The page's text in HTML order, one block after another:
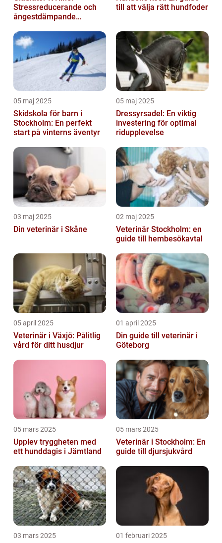
Stressreducerande och
ångestdämpande
till att välja rätt hundfoder
05 maj 2025
Skidskola för barn i
Stockholm: En perfekt
start på vinterns äventyr
05 maj 2025
Dressyrsadel: En viktig
investering för optimal
ridupplevelse
03 maj 2025
Din veterinär i Skåne
02 maj 2025
Veterinär Stockholm: en
guide till hembesökavtal
05 april 2025
Veterinär i Växjö: Pålitlig
vård för ditt husdjur
01 april 2025
Din guide till veterinär i
Göteborg
05 mars 2025
Upplev tryggheten med
ett hunddagis i Jämtland
05 mars 2025
Veterinär i Stockholm: En
guide till djursjukvård
03 mars 2025 01 februari 2025